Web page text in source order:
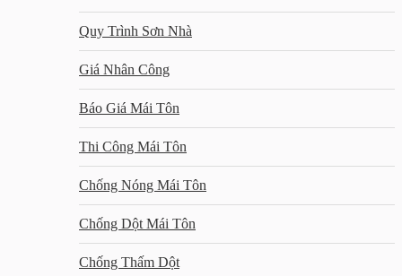
Quy Trình Sơn Nhà
Giá Nhân Công
Báo Giá Mái Tôn
Thi Công Mái Tôn
Chống Nóng Mái Tôn
Chống Dột Mái Tôn
Chống Thấm Dột